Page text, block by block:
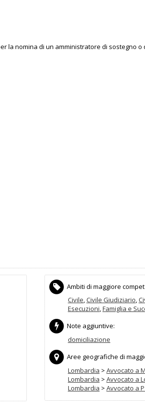
la nomina di un amministratore di sostegno
Ambiti di maggiore
Civile,Civile Giudiziario,
Esecuzioni,Famiglia e
Note aggiuntive:
domiciliazione
Aree geografiche di
Lombardia > Avvocato a
Lombardia > Avvocato a
Lombardia > Avvocato a